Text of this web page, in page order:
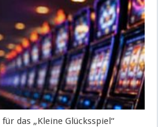
das „Kleine Glücksspiel“